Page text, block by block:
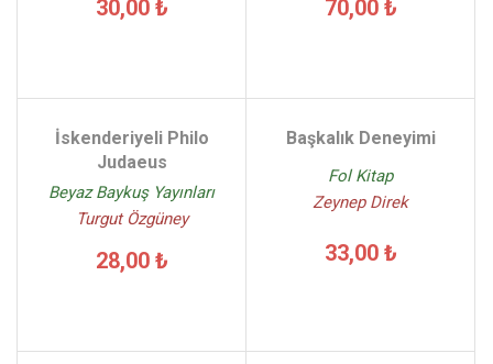
30,00 ₺ 70,00 ₺
İskenderiyeli Philo
Judaeus
Beyaz Baykuş Yayınları
Turgut Özgüney
28,00 ₺
Başkalık Deneyimi
Fol Kitap
Zeynep Direk
33,00 ₺